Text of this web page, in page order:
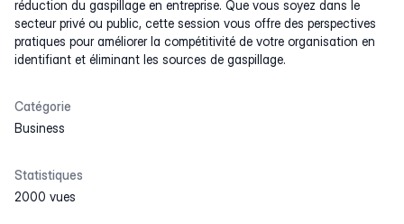
réduction du gaspillage en entreprise. Que vous soyez dans le
secteur privé ou public, cette session vous offre des perspectives
pratiques pour améliorer la compétitivité de votre organisation en
identifiant et éliminant les sources de gaspillage.
Catégorie
Business
Statistiques
2000 vues